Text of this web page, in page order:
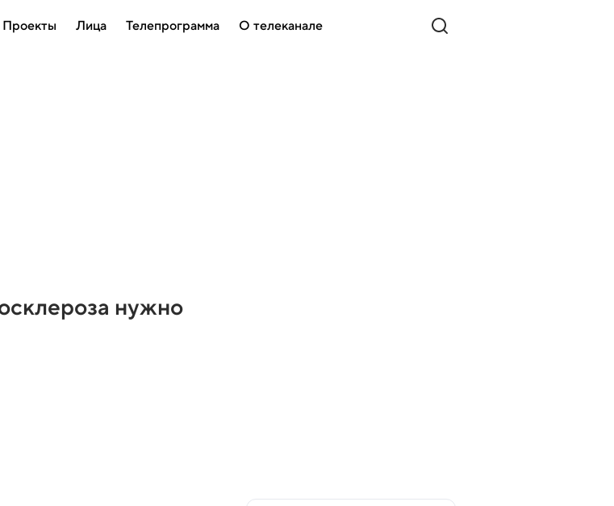
Проекты Лица Телепрограмма О телеканале
нужно